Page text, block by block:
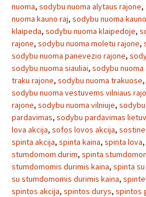
nuoma, sodybu nuoma alytaus rajone,
nuoma kauno raj, sodybu nuoma
klaipeda, sodybu nuoma klaipedoje,
rajone, sodybu nuoma moletu rajone,
sodybu nuoma panevezio rajone,
sodybu nuoma siauliai, sodybu nuoma
traku rajone, sodybu nuoma trakuose,
sodybu nuoma vestuvems vilniaus
rajone, sodybu nuoma vilniuje,
pardavimas, sodybu pardavimas
lova akcija, sofos lovos akcija,
spinta akcija, spinta kaina, spinta lova,
stumdomom durim, spinta
stumdomomis durimis kaina, spinta
su stumdomomis durimis kaina,
spintos akcija, spintos durys, spintos